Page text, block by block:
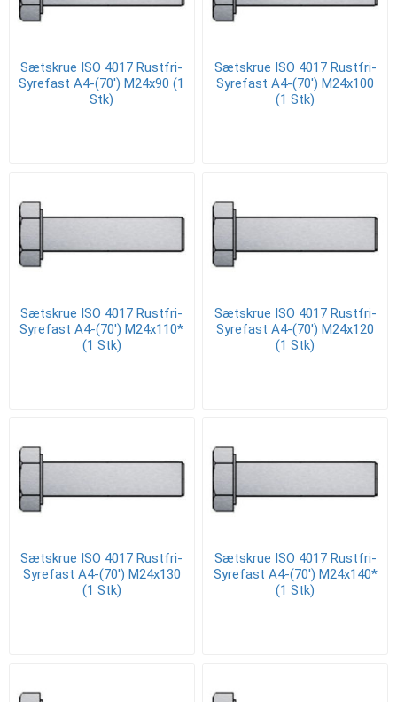
Sætskrue ISO 4017 Rustfri-
Syrefast A4-(70') M24x90 (1
Stk)
Sætskrue ISO 4017 Rustfri-
Syrefast A4-(70') M24x100
(1 Stk)
Sætskrue ISO 4017 Rustfri-
Syrefast A4-(70') M24x110*
(1 Stk)
Sætskrue ISO 4017 Rustfri-
Syrefast A4-(70') M24x120
(1 Stk)
Sætskrue ISO 4017 Rustfri-
Syrefast A4-(70') M24x130
(1 Stk)
Sætskrue ISO 4017 Rustfri-
Syrefast A4-(70') M24x140*
(1 Stk)